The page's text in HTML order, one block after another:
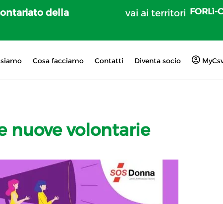
della
vai ai territori FORLì-
Cosa facciamo Contatti Diventa socio
nuove volontarie